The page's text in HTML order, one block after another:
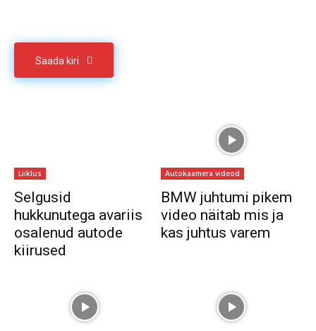
Saada kiri
Liiklus
Selgusid
hukkunutega avariis
osalenud autode
kiirused
Autokaamera videod
BMW juhtumi pikem
video näitab mis ja
kas juhtus varem